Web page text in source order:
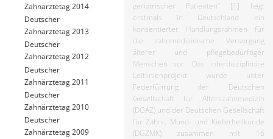
Zahnärztetag 2014
Deutscher
Zahnärztetag 2013
Deutscher
Zahnärztetag 2012
Deutscher
Zahnärztetag 2011
Deutscher
Zahnärztetag 2010
Deutscher
Zahnärztetag 2009
geriatrischer Patienten“ [1] liegt
erstmals in Deutschland ein
konsentierter Handlungsrahmen für
die zahnmedizinische Versorgung
älterer und pflegebedürftiger
Menschen vor. Das interdisziplinäre
Leitlinienprojekt wurde unter
Federführung der Deutschen
Gesellschaft für Alterszahnmedizin
(DGAZ) und der Deutschen Gesellschaft
für Zahn-, Mund- und Kieferheilkunde
(DGZMK) zusammen mit 16